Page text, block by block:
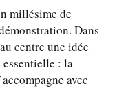
millésime de
Dans
centre une idée
: la
avec